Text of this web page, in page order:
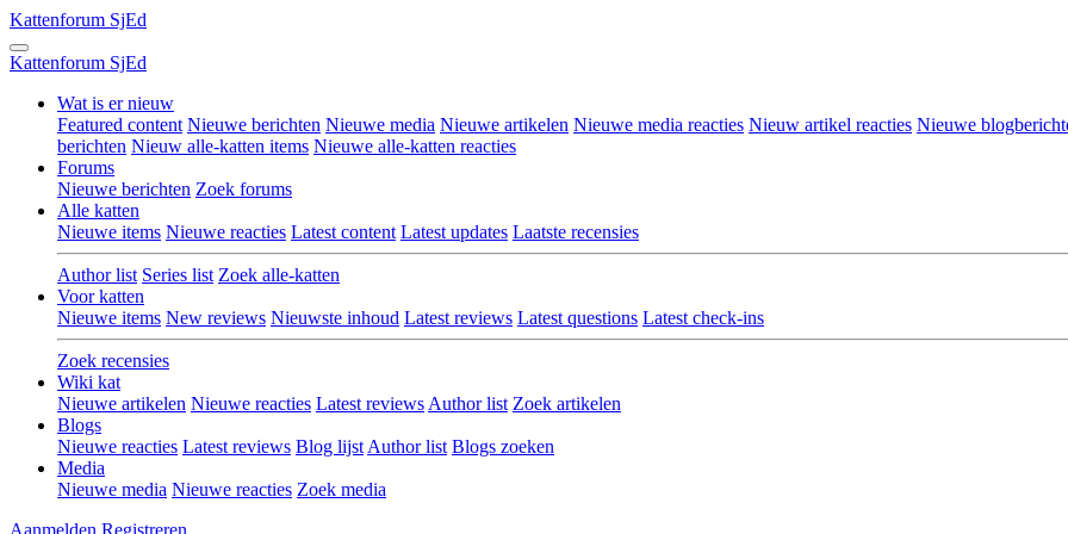
Kattenforum SjEd
Kattenforum SjEd
Wat is er nieuw
Featured content Nieuwe berichten Nieuwe media Nieuwe artikelen Nieuwe media reacties Nieuw artikel reacties Nieuwe
berichten Nieuw alle-katten items Nieuwe alle-katten reacties
Forums
Nieuwe berichten Zoek forums
Alle katten
Nieuwe items Nieuwe reacties Latest content Latest updates Laatste recensies
Author list Series list Zoek alle-katten
Voor katten
Nieuwe items New reviews Nieuwste inhoud Latest reviews Latest questions Latest check-ins
Zoek recensies
Wiki kat
Nieuwe artikelen Nieuwe reacties Latest reviews Author list Zoek artikelen
Blogs
Nieuwe reacties Latest reviews Blog lijst Author list Blogs zoeken
Media
Nieuwe media Nieuwe reacties Zoek media
Aanmelden Registreren